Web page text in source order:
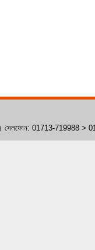
সেলফোন: 01713-